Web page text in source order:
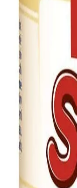
JidloPodLupou.cz
Tatra
Tatra
397 g
Kód produktu